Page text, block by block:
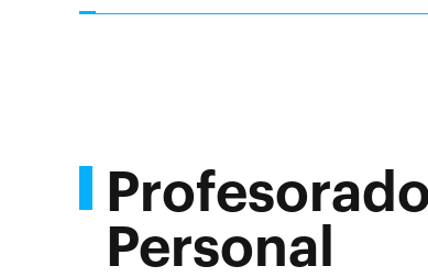
Personal